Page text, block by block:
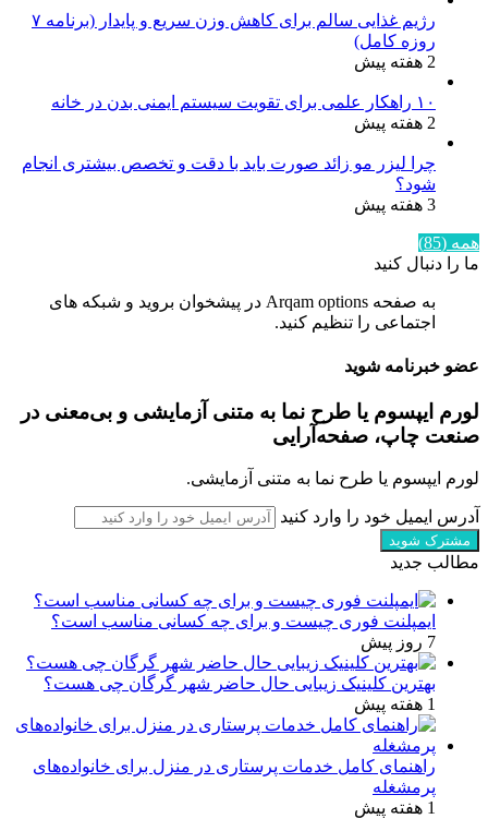
رژیم غذایی سالم برای کاهش وزن سریع و پایدار (برنامه ۷
روزه کامل)
2 هفته پیش
۱۰ راهکار علمی برای تقویت سیستم ایمنی بدن در خانه
2 هفته پیش
چرا لیزر مو زائد صورت باید با دقت و تخصص بیشتری انجام
شود؟
3 هفته پیش
همه (85)
ما را دنبال کنید
به صفحه Arqam options در پیشخوان بروید و شبکه های
اجتماعی را تنظیم کنید.
عضو خبرنامه شوید
لورم ایپسوم یا طرح‌ نما به متنی آزمایشی و بی‌معنی در
صنعت چاپ، صفحه‌آرایی
لورم ایپسوم یا طرح‌ نما به متنی آزمایشی.
آدرس ایمیل خود را وارد کنید
مطالب جدید
ایمپلنت فوری چیست و برای چه کسانی مناسب است؟
7 روز پیش
بهترین کلینیک زیبایی حال حاضر شهر گرگان چی هست؟
1 هفته پیش
راهنمای کامل خدمات پرستاری در منزل برای خانواده‌های
پرمشغله
1 هفته پیش